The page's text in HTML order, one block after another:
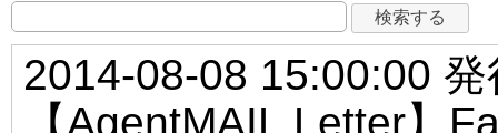
2014-08-08 15:00:00 発
【AgentMAIL Letter】